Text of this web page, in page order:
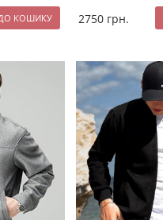
2750 грн.